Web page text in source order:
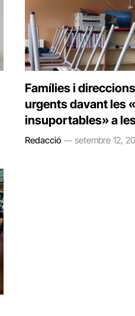
Famílies i
urgents davant les
insuportables» a
Redacció setembre 12,